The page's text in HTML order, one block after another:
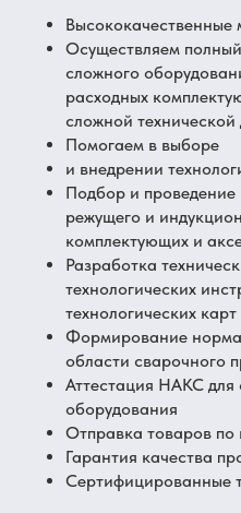
Высококачественные
Осуществляем полный
сложного
расходных
сложной
Помогаем в выборе
и внедрении
Подбор и проведение
режущего и
комплектующих и
Разработка
технологических
технологических карт
Формирование
области сварочного
Аттестация НАКС для
оборудования
Отправка товаров
Гарантия качества
Сертифицированные